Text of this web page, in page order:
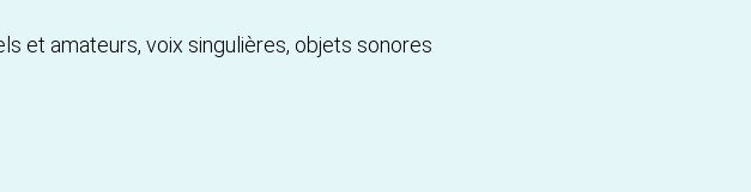
et amateurs, voix singulières, objets sonores